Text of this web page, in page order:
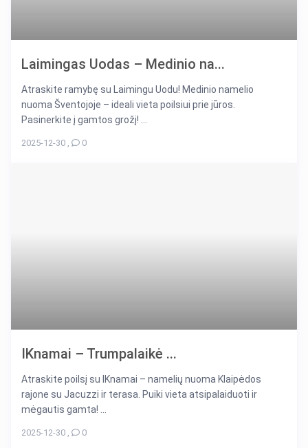
Laimingas Uodas – Medinio na...
Atraskite ramybę su Laimingu Uodu! Medinio namelio
nuoma Šventojoje – ideali vieta poilsiui prie jūros.
Pasinerkite į gamtos grožį! ...
2025-12-30 , 0
IKnamai – Trumpalaikė ...
Atraskite poilsį su IKnamai – namelių nuoma Klaipėdos
rajone su Jacuzzi ir terasa. Puiki vieta atsipalaiduoti ir
mėgautis gamta! ...
2025-12-30 , 0